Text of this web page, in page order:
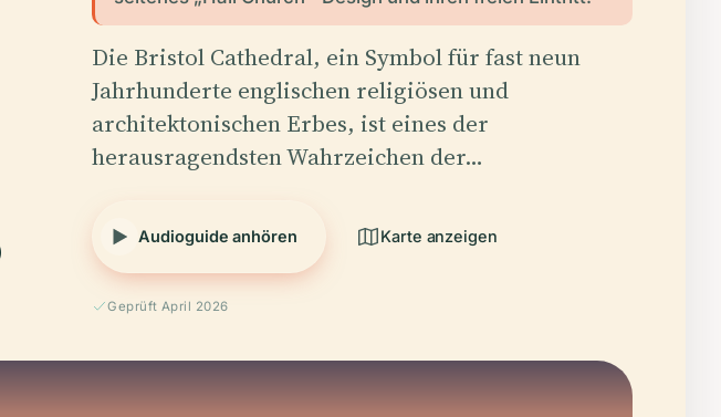
Die Bristol Cathedral, ein Symbol für fast neun
Jahrhunderte englischen religiösen und
architektonischen Erbes, ist eines der
herausragendsten Wahrzeichen der…
Audioguide anhören Karte anzeigen
Geprüft April 2026